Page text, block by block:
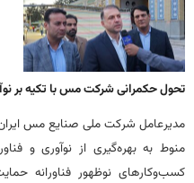
تحول حکمرانی شرکت مس با تکیه بر
مدیرعامل شرکت ملی صنایع مس
منوط به بهره‌گیری از نوآوری و
کسب‌وکارهای نوظهور فناورانه